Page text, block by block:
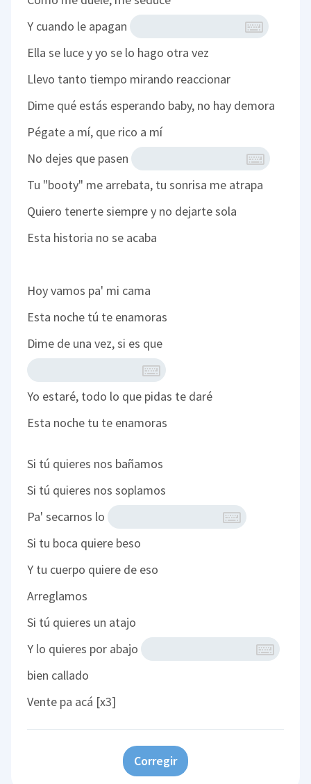
Y cuando le apagan
Ella se luce y yo se lo hago otra vez
Llevo tanto tiempo mirando reaccionar
Dime qué estás esperando baby, no hay demora
Pégate a mí, que rico a mí
No dejes que pasen
Tu "booty" me arrebata, tu sonrisa me atrapa
Quiero tenerte siempre y no dejarte sola
Esta historia no se acaba
Hoy vamos pa' mi cama
Esta noche tú te enamoras
Dime de una vez, si es que
Yo estaré, todo lo que pidas te daré
Esta noche tu te enamoras
Si tú quieres nos bañamos
Si tú quieres nos soplamos
Pa' secarnos lo
Si tu boca quiere beso
Y tu cuerpo quiere de eso
Arreglamos
Si tú quieres un atajo
Y lo quieres por abajo
bien callado
Vente pa acá [x3]
Corregir